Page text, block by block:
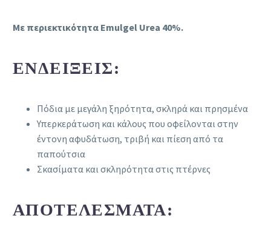
Με περιεκτικότητα Emulgel Urea 40%.
ΕΝΔΕΊΞΕΙΣ:
Πόδια με μεγάλη ξηρότητα, σκληρά και πρησμένα
Υπερκεράτωση και κάλους που οφείλονται στην
έντονη αφυδάτωση, τριβή και πίεση από τα
παπούτσια
Σκασίματα και σκληρότητα στις πτέρνες
ΑΠΟΤΕΛΈΣΜΑΤΑ: